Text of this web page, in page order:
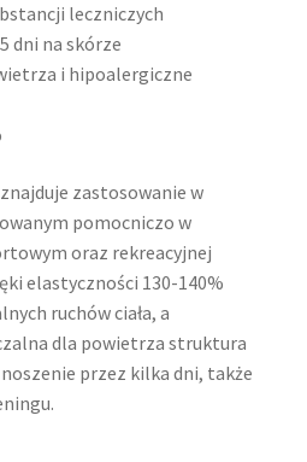
leczniczych
dni na skórze
i hipoalergiczne
znajduje zastosowanie w
pomocniczo w
oraz rekreacyjnej
elastyczności 130-140%
ruchów ciała, a
dla powietrza struktura
przez kilka dni, także